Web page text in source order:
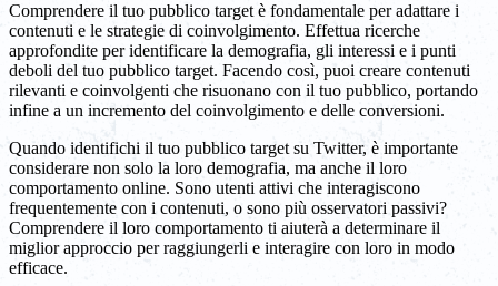
Comprendere il tuo pubblico target è fondamentale per adattare i
contenuti e le strategie di coinvolgimento. Effettua ricerche
approfondite per identificare la demografia, gli interessi e i punti
deboli del tuo pubblico target. Facendo così, puoi creare contenuti
rilevanti e coinvolgenti che risuonano con il tuo pubblico, portando
infine a un incremento del coinvolgimento e delle conversioni.
Quando identifichi il tuo pubblico target su Twitter, è importante
considerare non solo la loro demografia, ma anche il loro
comportamento online. Sono utenti attivi che interagiscono
frequentemente con i contenuti, o sono più osservatori passivi?
Comprendere il loro comportamento ti aiuterà a determinare il
miglior approccio per raggiungerli e interagire con loro in modo
efficace.